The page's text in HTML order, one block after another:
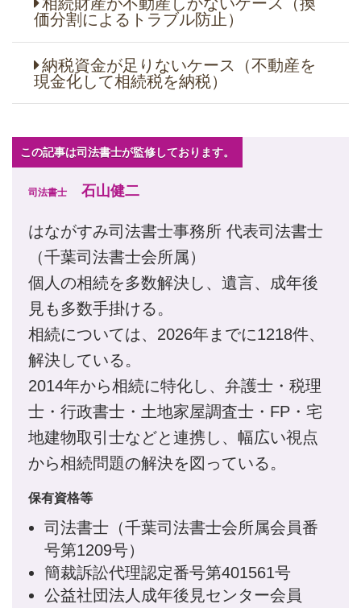
価分割によるトラブル防止）
納税資金が足りないケース（不動産を
現金化して相続税を納税）
この記事は司法書士が監修しております。
司法書士石山健二
はながすみ司法書士事務所 代表司法書士
（千葉司法書士会所属）
個人の相続を多数解決し、遺言、成年後
見も多数手掛ける。
相続については、2026年までに1218件、
解決している。
2014年から相続に特化し、弁護士・税理
士・行政書士・土地家屋調査士・FP・宅
地建物取引士などと連携し、幅広い視点
から相続問題の解決を図っている。
保有資格等
司法書士（千葉司法書士会所属会員番
号第1209号）
簡裁訴訟代理認定番号第401561号
公益社団法人成年後見センター会員